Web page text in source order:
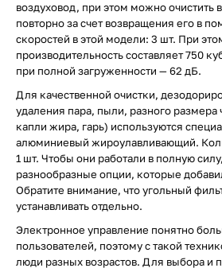
воздуховод, при этом можно очистить
повторно за счет возвращения его в
скоростей в этой модели: 3 шт. При
производительность составляет 750
при полной загруженности — 62 дБ.
Для качественной очистки,
удаления пара, пыли, разного размера
капли жира, гарь) используются
алюминиевый жироулавливающий.
1 шт. Чтобы они работали в полную
разнообразные опции, которые
Обратите внимание, что угольный
устанавливать отдельно.
Электронное управление понятно
пользователей, поэтому с такой
люди разных возрастов. Для выбора и